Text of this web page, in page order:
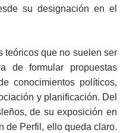
su designación en el
teóricos que no suelen ser
de formular propuestas
conocimientos políticos,
y planificación. Del
de su exposición en
de Perfil, ello queda claro.